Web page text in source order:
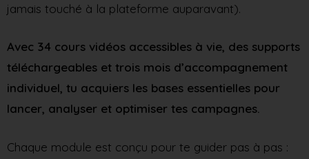
jamais touché à la plateforme auparavant).
Avec 34 cours vidéos accessibles à vie, des supports
téléchargeables et trois mois d’accompagnement
individuel, tu acquiers les bases essentielles pour
lancer, analyser et optimiser tes campagnes.
Chaque module est conçu pour te guider pas à pas :